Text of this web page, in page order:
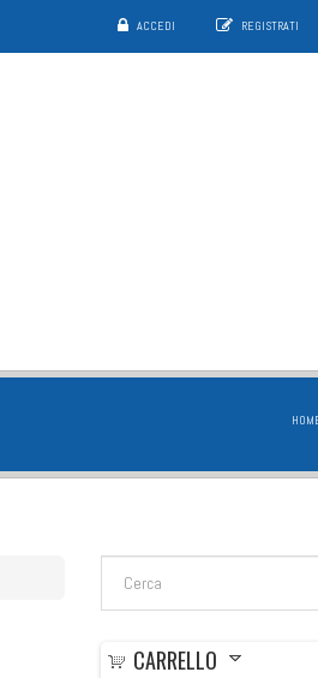
ACCEDI REGISTRATI
FORM DI RICERCA
CARRELLO